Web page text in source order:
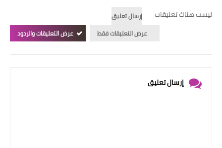
ليست هناك تعليقات
إرسال تعليق
عرض التعليقات فقط
عرض التعليقات والردود
إرسال تعليق